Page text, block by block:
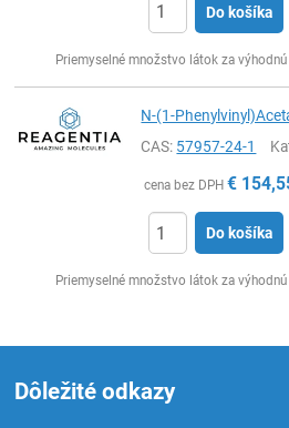
Do košíka
Priemyselné množstvo látok za výhodnú
N-(1-
CAS: 57957-24-1
cena bez DPH €
Do košíka
Priemyselné množstvo látok za výhodnú
Dôležité odkazy